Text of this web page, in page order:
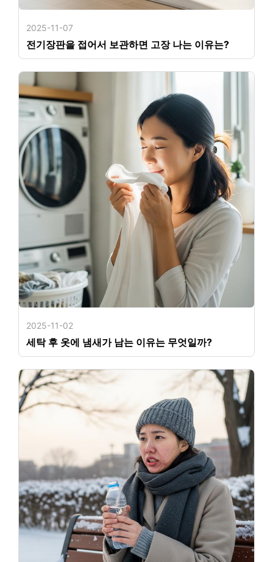
2025-11-07
전기장판을 접어서 보관하면 고장 나는 이유는?
2025-11-02
세탁 후 옷에 냄새가 남는 이유는 무엇일까?